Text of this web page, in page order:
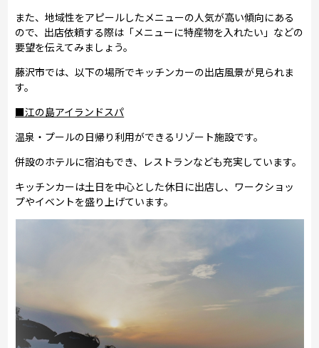
また、地域性をアピールしたメニューの人気が高い傾向にある
ので、出店依頼する際は「メニューに特産物を入れたい」などの
要望を伝えてみましょう。
藤沢市では、以下の場所でキッチンカーの出店風景が見られま
す。
■江の島アイランドスパ
温泉・プールの日帰り利用ができるリゾート施設です。
併設のホテルに宿泊もでき、レストランなども充実しています。
キッチンカーは土日を中心とした休日に出店し、ワークショッ
プやイベントを盛り上げています。